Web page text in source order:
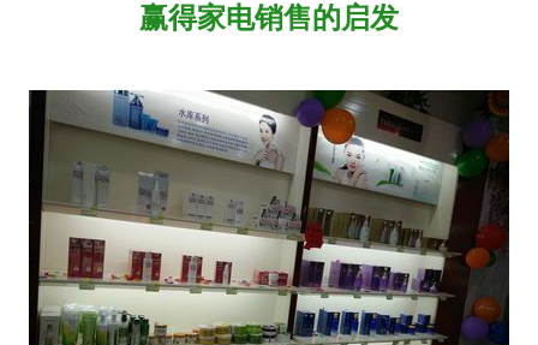
赢得家电销售的启发